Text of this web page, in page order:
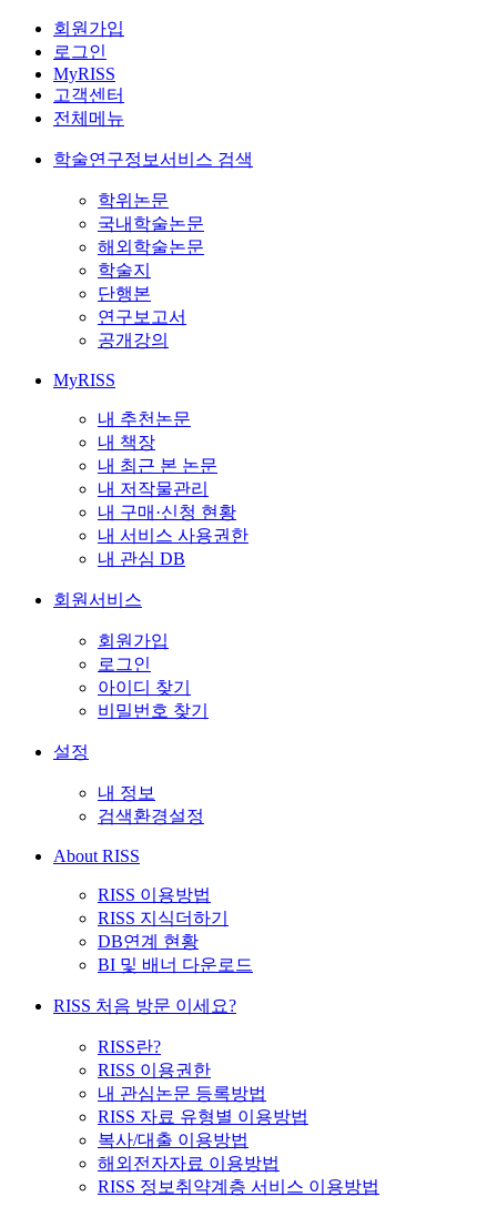
회원가입
로그인
MyRISS
고객센터
전체메뉴
학술연구정보서비스 검색
학위논문
국내학술논문
해외학술논문
학술지
단행본
연구보고서
공개강의
MyRISS
내 추천논문
내 책장
내 최근 본 논문
내 저작물관리
내 구매·신청 현황
내 서비스 사용권한
내 관심 DB
회원서비스
회원가입
로그인
아이디 찾기
비밀번호 찾기
설정
내 정보
검색환경설정
About RISS
RISS 이용방법
RISS 지식더하기
DB연계 현황
BI 및 배너 다운로드
RISS 처음 방문 이세요?
RISS란?
RISS 이용권한
내 관심논문 등록방법
RISS 자료 유형별 이용방법
복사/대출 이용방법
해외전자자료 이용방법
RISS 정보취약계층 서비스 이용방법